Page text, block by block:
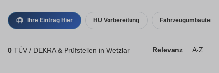
Ihre Eintrag Hier HU Vorbereitung Fahrzeugumbauten
0 TÜV / DEKRA & Prüfstellen in Wetzlar Relevanz A-Z